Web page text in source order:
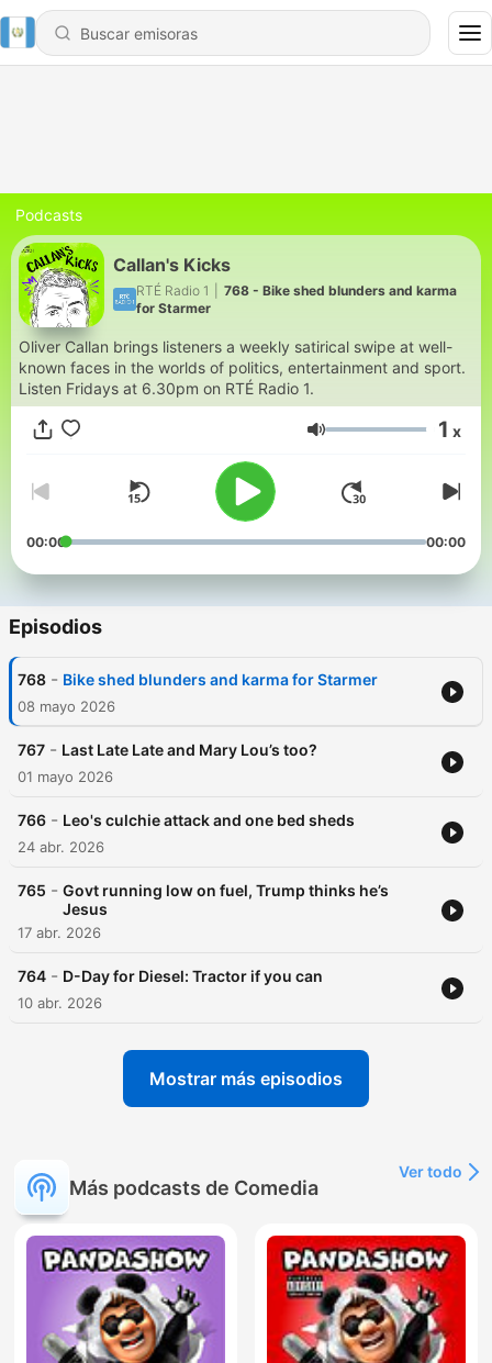
Podcasts
Callan's Kicks
RTÉ Radio 1
768 - Bike shed blunders and karma
for Starmer
Oliver Callan brings listeners a weekly satirical swipe at well-
known faces in the worlds of politics, entertainment and sport.
Listen Fridays at 6.30pm on RTÉ Radio 1.
Volumen 1 x
00:00 00:00
Episodios
768 - Bike shed blunders and karma for Starmer
08 mayo 2026
767 - Last Late Late and Mary Lou’s too?
01 mayo 2026
766 - Leo's culchie attack and one bed sheds
24 abr. 2026
765 - Govt running low on fuel, Trump thinks he’s
Jesus
17 abr. 2026
764 - D-Day for Diesel: Tractor if you can
10 abr. 2026
Mostrar más episodios
Más podcasts de Comedia
Ver todo